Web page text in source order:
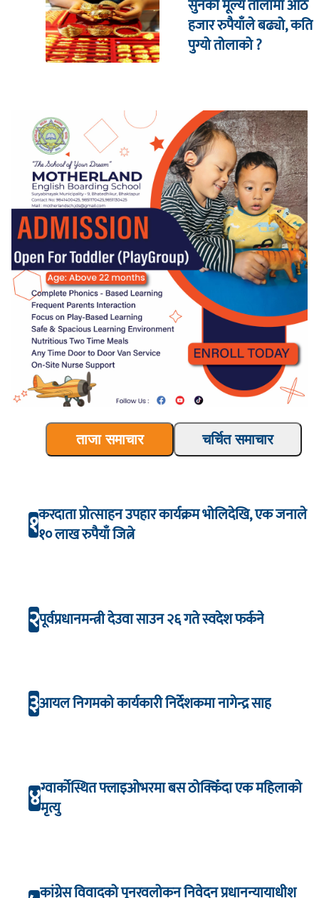
सुनको मूल्य तोलामा आठ
हजार रुपैयाँले बढ्यो, कति
पुग्यो तोलाको ?
ताजा समाचार चर्चित समाचार
१करदाता प्रोत्साहन उपहार कार्यक्रम भाेलिदेखि, एक जनाले
१० लाख रुपैयाँ जित्ने
२पूर्वप्रधानमन्त्री देउवा साउन २६ गते स्वदेश फर्कने
३आयल निगमको कार्यकारी निर्देशकमा नागेन्द्र साह
४ग्वार्कोस्थित फ्लाइओभरमा बस ठोक्किँदा एक महिलाको
मृत्यु
कांग्रेस विवादको पुनरवलोकन निवेदन प्रधानन्यायाधीश